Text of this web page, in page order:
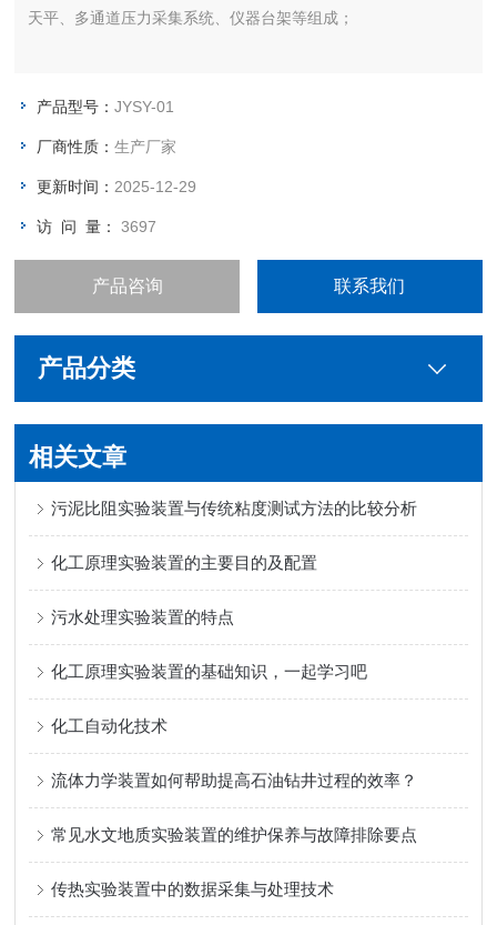
天平、多通道压力采集系统、仪器台架等组成；
产品型号：JYSY-01
厂商性质：生产厂家
更新时间： 2025-12-29
访 问 量：3697
产品咨询 联系我们
产品分类
相关文章
污泥比阻实验装置与传统粘度测试方法的比较分析
化工原理实验装置的主要目的及配置
污水处理实验装置的特点
化工原理实验装置的基础知识，一起学习吧
化工自动化技术
流体力学装置如何帮助提高石油钻井过程的效率？
常见水文地质实验装置的维护保养与故障排除要点
传热实验装置中的数据采集与处理技术